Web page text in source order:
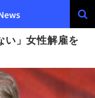
い」女性解雇を